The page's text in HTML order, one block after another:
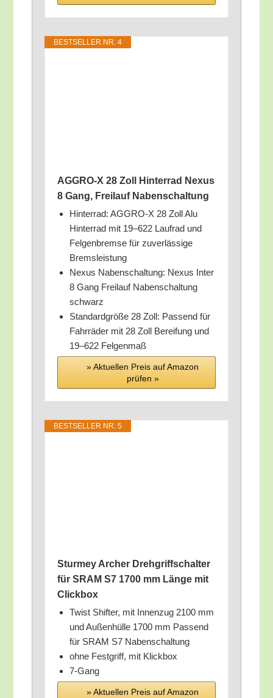
BEST­SEL­LER NR. 4
AGGRO‑X 28 Zoll Hin­ter­rad Nexus
8 Gang, Frei­lauf Nabenschaltung
Hin­ter­rad: AGGRO‑X 28 Zoll Alu
Hin­ter­rad mit 19–622 Lauf­rad und
Fel­gen­brem­se für zuver­läs­si­ge
Bremsleistung
Nexus Naben­schal­tung: Nexus Inter
8 Gang Frei­lauf Naben­schal­tung
schwarz
Stan­dard­grö­ße 28 Zoll: Pas­send für
Fahr­rä­der mit 28 Zoll Berei­fung und
19–622 Felgenmaß
» Aktu­el­len Preis auf Ama­zon
prü­fen »
BEST­SEL­LER NR. 5
Stur­mey Archer Dreh­griff­schal­ter
für SRAM S7 1700 mm Län­ge mit
Clickbox
Twist Shif­ter, mit Innen­zug 2100 mm
und Außen­hül­le 1700 mm Pas­send
für SRAM S7 Nabenschaltung
ohne Fest­griff, mit Klickbox
7‑Gang
» Aktu­el­len Preis auf Ama­zon